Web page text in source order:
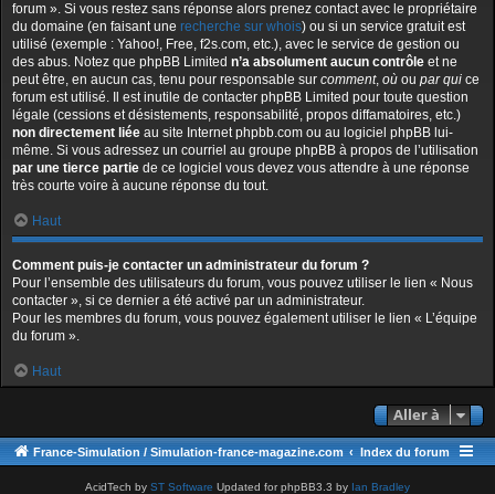
forum ». Si vous restez sans réponse alors prenez contact avec le propriétaire
du domaine (en faisant une recherche sur whois) ou si un service gratuit est
utilisé (exemple : Yahoo!, Free, f2s.com, etc.), avec le service de gestion ou
des abus. Notez que phpBB Limited n’a absolument aucun contrôle et ne
peut être, en aucun cas, tenu pour responsable sur comment, où ou par qui ce
forum est utilisé. Il est inutile de contacter phpBB Limited pour toute question
légale (cessions et désistements, responsabilité, propos diffamatoires, etc.)
non directement liée au site Internet phpbb.com ou au logiciel phpBB lui-
même. Si vous adressez un courriel au groupe phpBB à propos de l’utilisation
par une tierce partie de ce logiciel vous devez vous attendre à une réponse
très courte voire à aucune réponse du tout.
Haut
Comment puis-je contacter un administrateur du forum ?
Pour l’ensemble des utilisateurs du forum, vous pouvez utiliser le lien « Nous
contacter », si ce dernier a été activé par un administrateur.
Pour les membres du forum, vous pouvez également utiliser le lien « L’équipe
du forum ».
Haut
Aller à
France-Simulation / Simulation-france-magazine.com Index du forum
AcidTech by ST Software Updated for phpBB3.3 by Ian Bradley